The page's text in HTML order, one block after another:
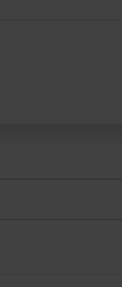
con
y en
física,